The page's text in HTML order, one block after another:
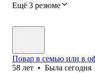
Ещё 3 резюме
Повар в семью или в
58 лет • Была сегодня